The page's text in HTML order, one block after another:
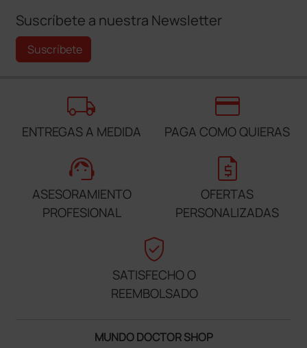
Suscríbete a nuestra Newsletter
Suscríbete
local_shipping
ENTREGAS A MEDIDA
credit_card
PAGA COMO QUIERAS
support_agent
ASESORAMIENTO
PROFESIONAL
request_quote
OFERTAS
PERSONALIZADAS
verified_user
SATISFECHO O
REEMBOLSADO
MUNDO DOCTOR SHOP